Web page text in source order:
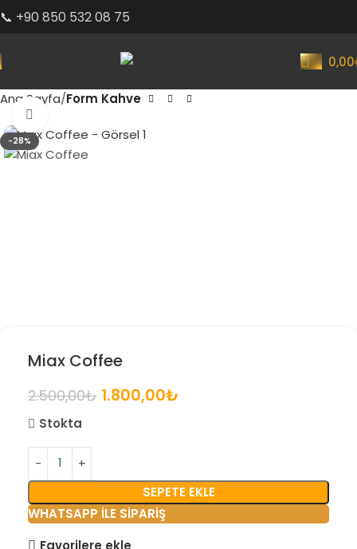
📞 +90 850 532 08 75
0,00
Ana Sayfa Form Kahve
-28%
Miax Coffee
2.500,00₺ 1.800,00₺
Stokta
SEPETE EKLE
WHATSAPP İLE SİPARİŞ